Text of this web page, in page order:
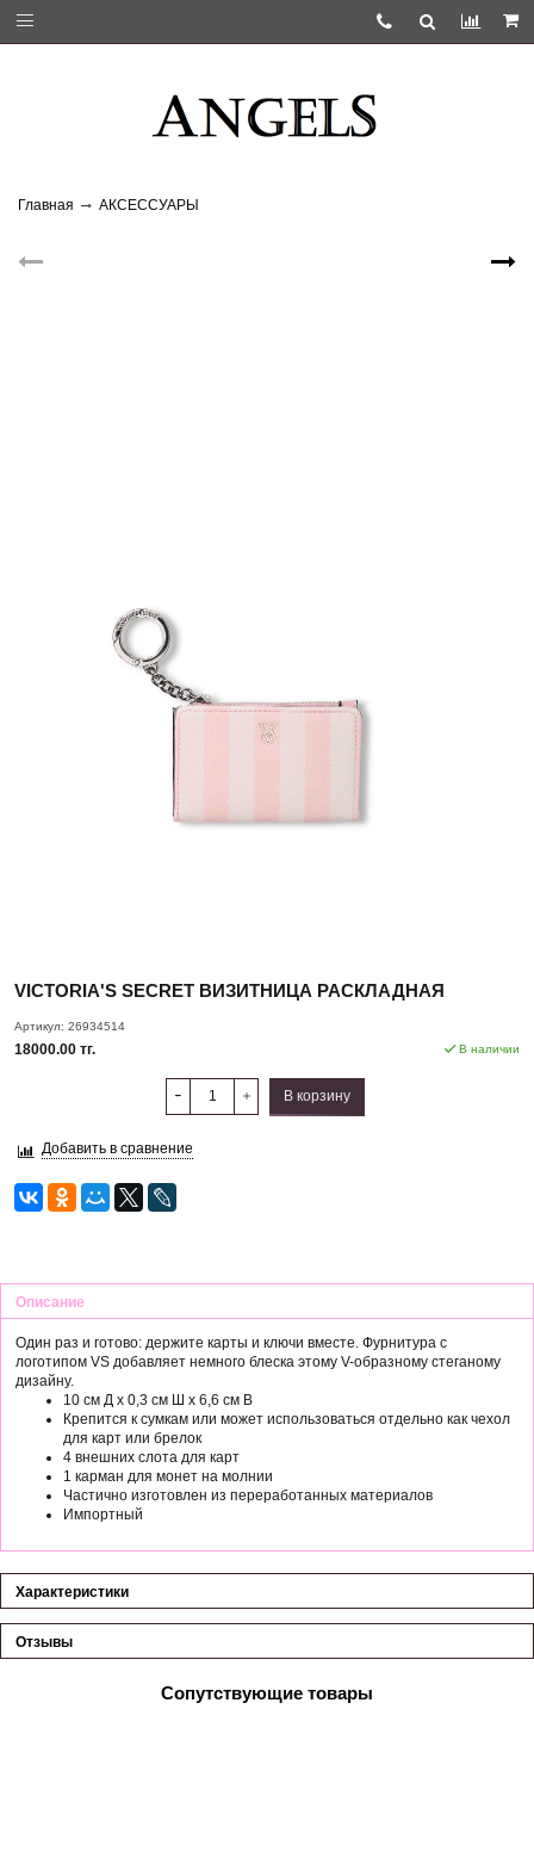
Главная АКСЕССУАРЫ
VICTORIA'S SECRET ВИЗИТНИЦА РАСКЛАДНАЯ
Артикул: 26934514
18000.00 тг. В наличии
В корзину
Добавить в сравнение
Описание
Один раз и готово: держите карты и ключи вместе. Фурнитура с
логотипом VS добавляет немного блеска этому V-образному стеганому
дизайну.
10 см Д x 0,3 см Ш x 6,6 см В
Крепится к сумкам или может использоваться отдельно как чехол
для карт или брелок
4 внешних слота для карт
1 карман для монет на молнии
Частично изготовлен из переработанных материалов
Импортный
Характеристики
Отзывы
Сопутствующие товары